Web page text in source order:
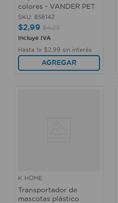
colores - VANDER PET
SKU: 856142
$2,99 $4,25
Incluye IVA
Hasta 1x $2 99 sin interés
AGREGAR
K HOME
Transportador de
mascotas plástico